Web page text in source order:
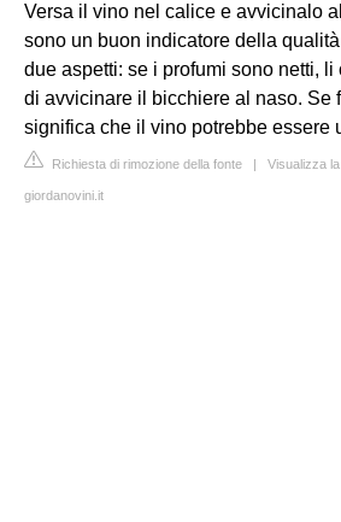
Versa il vino nel calice e avvicinalo
sono un buon indicatore della
due aspetti: se i profumi sono netti,
di avvicinare il bicchiere al naso. Se
significa che il vino potrebbe essere
Richiesta di rimozione della fonte | Visualizza
giordanovini.it